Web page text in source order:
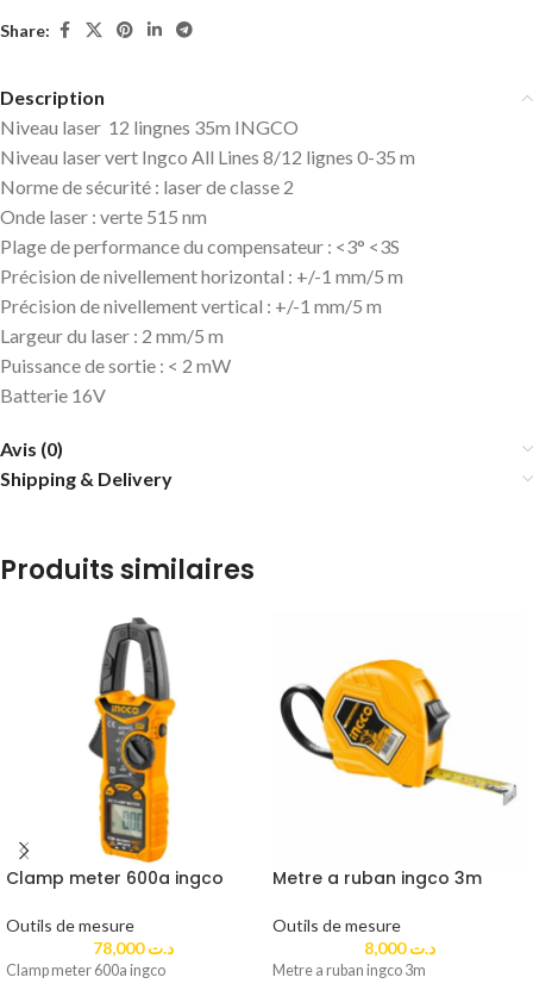
Share:
Description
Niveau laser 12 lingnes 35m INGCO
Niveau laser vert Ingco All Lines 8/12 lignes 0-35 m
Norme de sécurité : laser de classe 2
Onde laser : verte 515 nm
Plage de performance du compensateur : <3° <3S
Précision de nivellement horizontal : +/-1 mm/5 m
Précision de nivellement vertical : +/-1 mm/5 m
Largeur du laser : 2 mm/5 m
Puissance de sortie : < 2 mW
Batterie 16V
Avis (0)
Shipping & Delivery
Produits similaires
Clamp meter 600a ingco
Outils de mesure
د.ت78,000
Clamp meter 600a ingco
Metre a ruban ingco 3m
Outils de mesure
د.ت8,000
Metre a ruban ingco 3m